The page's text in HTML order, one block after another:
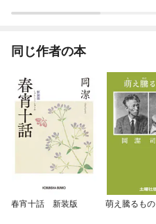
同じ作者の本
春宵十話 新装版 萌え騰るもの